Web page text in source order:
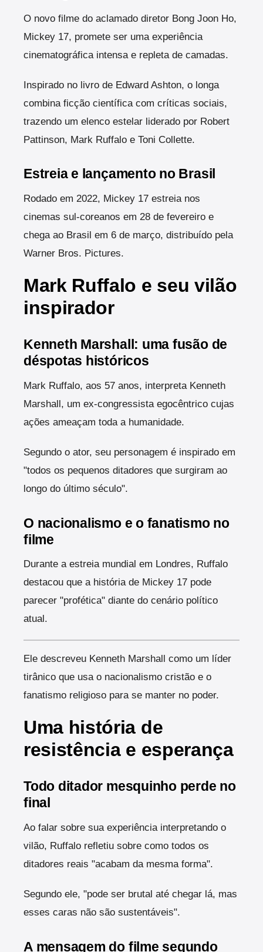
O novo filme do aclamado diretor Bong Joon Ho,
Mickey 17, promete ser uma experiência
cinematográfica intensa e repleta de camadas.
Inspirado no livro de Edward Ashton, o longa
combina ficção científica com críticas sociais,
trazendo um elenco estelar liderado por Robert
Pattinson, Mark Ruffalo e Toni Collette.
Estreia e lançamento no Brasil
Rodado em 2022, Mickey 17 estreia nos
cinemas sul-coreanos em 28 de fevereiro e
chega ao Brasil em 6 de março, distribuído pela
Warner Bros. Pictures.
Mark Ruffalo e seu vilão
inspirador
Kenneth Marshall: uma fusão de
déspotas históricos
Mark Ruffalo, aos 57 anos, interpreta Kenneth
Marshall, um ex-congressista egocêntrico cujas
ações ameaçam toda a humanidade.
Segundo o ator, seu personagem é inspirado em
"todos os pequenos ditadores que surgiram ao
longo do último século".
O nacionalismo e o fanatismo no
filme
Durante a estreia mundial em Londres, Ruffalo
destacou que a história de Mickey 17 pode
parecer "profética" diante do cenário político
atual.
Ele descreveu Kenneth Marshall como um líder
tirânico que usa o nacionalismo cristão e o
fanatismo religioso para se manter no poder.
Uma história de
resistência e esperança
Todo ditador mesquinho perde no
final
Ao falar sobre sua experiência interpretando o
vilão, Ruffalo refletiu sobre como todos os
ditadores reais "acabam da mesma forma".
Segundo ele, "pode ser brutal até chegar lá, mas
esses caras não são sustentáveis".
A mensagem do filme segundo